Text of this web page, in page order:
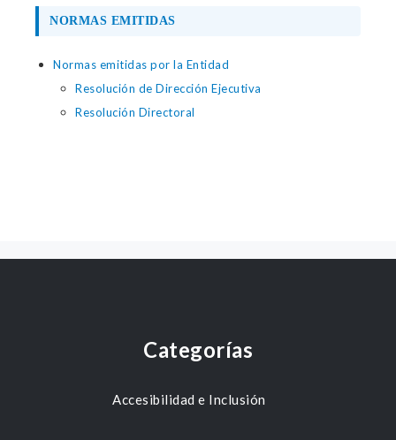
NORMAS EMITIDAS
Normas emitidas por la Entidad
Resolución de Dirección Ejecutiva
Resolución Directoral
Categorías
Accesibilidad e Inclusión